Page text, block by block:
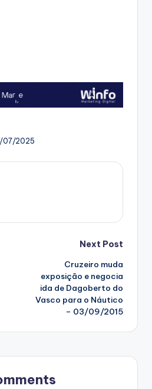
07/2025
Next Post
Cruzeiro muda
exposição e negocia
ida de Dagoberto do
Vasco para o Náutico
– 03/09/2015